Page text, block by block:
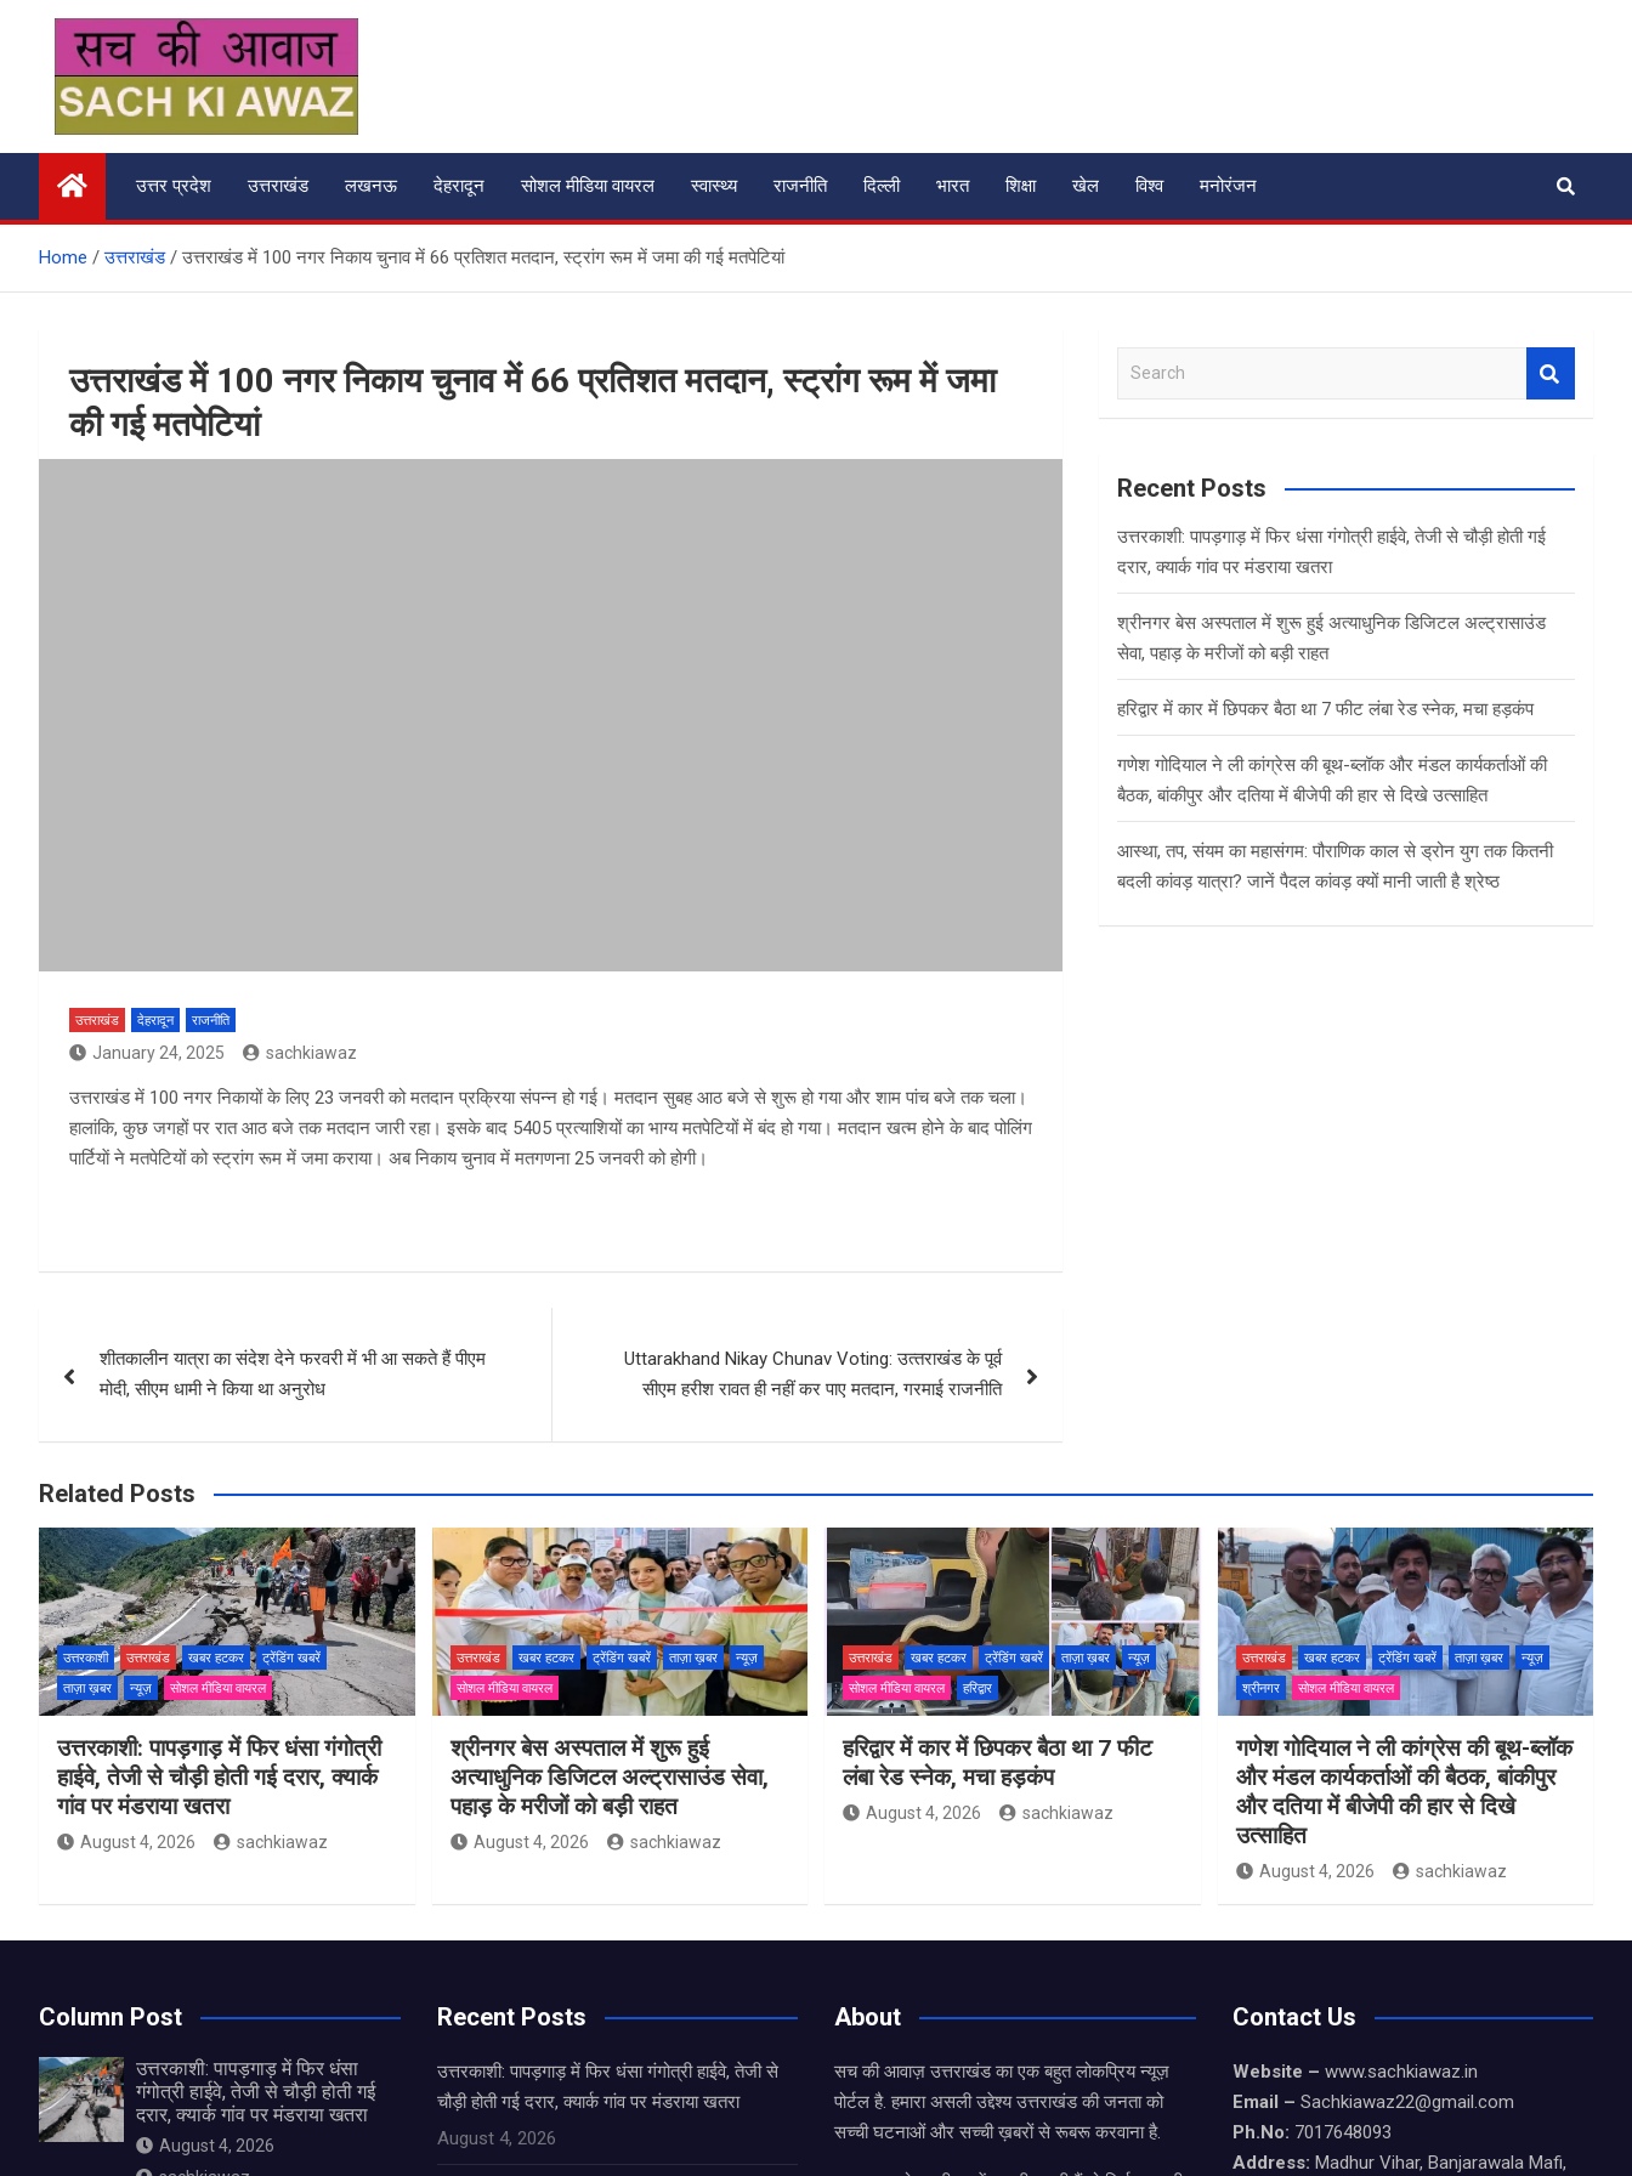
content
सच की आवाज
उत्तर प्रदेश उत्तराखंड लखनऊ देहरादून सोशल मीडिया वायरल स्वास्थ्य राजनीति दिल्ली भारत शिक्षा खेल विश्व मनोरंजन
Home उत्तराखंड उत्तराखंड में 100 नगर निकाय चुनाव में 66 प्रतिशत मतदान, स्ट्रांग रूम में जमा की गई मतपेटियां
उत्तराखंड में 100 नगर निकाय चुनाव में 66 प्रतिशत मतदान, स्ट्रांग रूम में जमा
की गई मतपेटियां
उत्तराखंड देहरादून राजनीति
January 24, 2025 sachkiawaz
उत्तराखंड में 100 नगर निकायों के लिए 23 जनवरी को मतदान प्रक्रिया संपन्न हो गई। मतदान सुबह आठ बजे से शुरू हो गया और शाम पांच बजे तक चला।
हालांकि, कुछ जगहों पर रात आठ बजे तक मतदान जारी रहा। इसके बाद 5405 प्रत्याशियों का भाग्य मतपेटियों में बंद हो गया। मतदान खत्म होने के बाद पोलिंग
पार्टियाें ने मतपेटियों को स्ट्रांग रूम में जमा कराया। अब निकाय चुनाव में मतगणना 25 जनवरी को होगी।
navigation
शीतकालीन यात्रा का संदेश देने फरवरी में भी आ सकते हैं पीएम
मोदी, सीएम धामी ने किया था अनुरोध
Uttarakhand Nikay Chunav Voting: उत्‍तराखंड के पूर्व
सीएम हरीश रावत ही नहीं कर पाए मतदान, गरमाई राजनीति
a
c
Recent Posts
उत्तरकाशी: पापड़गाड़ में फिर धंसा गंगोत्री हाईवे, तेजी से चौड़ी होती गई
दरार, क्यार्क गांव पर मंडराया खतरा
श्रीनगर बेस अस्पताल में शुरू हुई अत्याधुनिक डिजिटल अल्ट्रासाउंड
सेवा, पहाड़ के मरीजों को बड़ी राहत
हरिद्वार में कार में छिपकर बैठा था 7 फीट लंबा रेड स्नेक, मचा हड़कंप
गणेश गोदियाल ने ली कांग्रेस की बूथ-ब्लॉक और मंडल कार्यकर्ताओं की
बैठक, बांकीपुर और दतिया में बीजेपी की हार से दिखे उत्साहित
आस्था, तप, संयम का महासंगम: पौराणिक काल से ड्रोन युग तक कितनी
बदली कांवड़ यात्रा? जानें पैदल कांवड़ क्यों मानी जाती है श्रेष्ठ
Related Posts
उत्तरकाशी उत्तराखंड खबर हटकर
ट्रेंडिंग खबरें
ताज़ा ख़बर
न्यूज़ सोशल मीडिया वायरल
उत्तरकाशी: पापड़गाड़ में फिर धंसा गंगोत्री
हाईवे, तेजी से चौड़ी होती गई दरार, क्यार्क
गांव पर मंडराया खतरा
August 4, 2026 sachkiawaz
उत्तराखंड खबर हटकर ट्रेंडिंग खबरें ताज़ा ख़बर
न्यूज़
सोशल मीडिया वायरल
श्रीनगर बेस अस्पताल में शुरू हुई
अत्याधुनिक डिजिटल अल्ट्रासाउंड सेवा,
पहाड़ के मरीजों को बड़ी राहत
August 4, 2026 sachkiawaz
उत्तराखंड खबर हटकर ट्रेंडिंग खबरें ताज़ा ख़बर
न्यूज़
सोशल मीडिया वायरल
हरिद्वार
हरिद्वार में कार में छिपकर बैठा था 7 फीट
लंबा रेड स्नेक, मचा हड़कंप
August 4, 2026 sachkiawaz
उत्तराखंड खबर हटकर ट्रेंडिंग खबरें ताज़ा ख़बर
न्यूज़
श्रीनगर
सोशल मीडिया वायरल
गणेश गोदियाल ने ली कांग्रेस की बूथ-ब्लॉक
और मंडल कार्यकर्ताओं की बैठक, बांकीपुर
और दतिया में बीजेपी की हार से दिखे
उत्साहित
August 4, 2026 sachkiawaz
Column Post
उत्तरकाशी: पापड़गाड़ में फिर धंसा
गंगोत्री हाईवे, तेजी से चौड़ी होती गई
दरार, क्यार्क गांव पर मंडराया खतरा
August 4, 2026
Recent Posts
उत्तरकाशी: पापड़गाड़ में फिर धंसा गंगोत्री हाईवे, तेजी से
चौड़ी होती गई दरार, क्यार्क गांव पर मंडराया खतरा
August 4, 2026
About
सच की आवाज़ उत्तराखंड का एक बहुत लोकप्रिय न्यूज़
पोर्टल है. हमारा असली उद्देश्य उत्तराखंड की जनता को
सच्ची घटनाओं और सच्ची ख़बरों से रूबरू करवाना है.
Contact Us
Website – www.sachkiawaz.in
Email – Sachkiawaz22@gmail.com
Ph.No: 7017648093
Address: Madhur Vihar, Banjarawala Mafi,